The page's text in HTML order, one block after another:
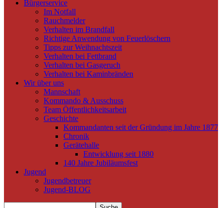
Bürgerservice
Im Notfall
Rauchmelder
Verhalten im Brandfall
Richtige Anwendung von Feuerlöschern
Tipps zur Weihnachtszeit
Verhalten bei Fettbrand
Verhalten bei Gasgeruch
Verhalten bei Kaminbränden
Wir über uns
Mannschaft
Kommando & Ausschuss
Team Öffentlichkeitsarbeit
Geschichte
Kommandanten seit der Gründung im Jahre 1877
Chronik
Gerätehalle
Entwicklung seit 1880
140 Jahre Jubiläumsfest
Jugend
Jugendbetreuer
Jugend-BLOG